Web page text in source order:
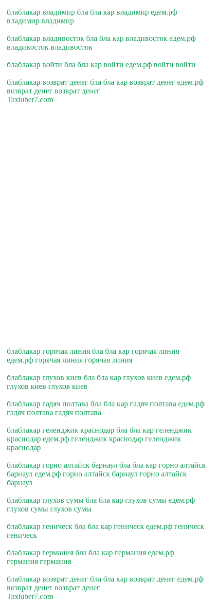
блаблакар владимир бла бла кар владимир едем.рф
владимир владимир
блаблакар владивосток бла бла кар владивосток едем.рф
владивосток владивосток
блаблакар войти бла бла кар войти едем.рф войти войти
блаблакар возврат денег бла бла кар возврат денег едем.рф
возврат денег возврат денег
Taxiuber7.com
блаблакар горячая линия бла бла кар горячая линия
едем.рф горячая линия горячая линия
блаблакар глухов киев бла бла кар глухов киев едем.рф
глухов киев глухов киев
блаблакар гадяч полтава бла бла кар гадяч полтава едем.рф
гадяч полтава гадяч полтава
блаблакар геленджик краснодар бла бла кар геленджик
краснодар едем.рф геленджик краснодар геленджик
краснодар
блаблакар горно алтайск барнаул бла бла кар горно алтайск
барнаул едем.рф горно алтайск барнаул горно алтайск
барнаул
блаблакар глухов сумы бла бла кар глухов сумы едем.рф
глухов сумы глухов сумы
блаблакар геническ бла бла кар геническ едем.рф геническ
геническ
блаблакар германия бла бла кар германия едем.рф
германия германия
блаблакар возврат денег бла бла кар возврат денег едем.рф
возврат денег возврат денег
Taxiuber7.com